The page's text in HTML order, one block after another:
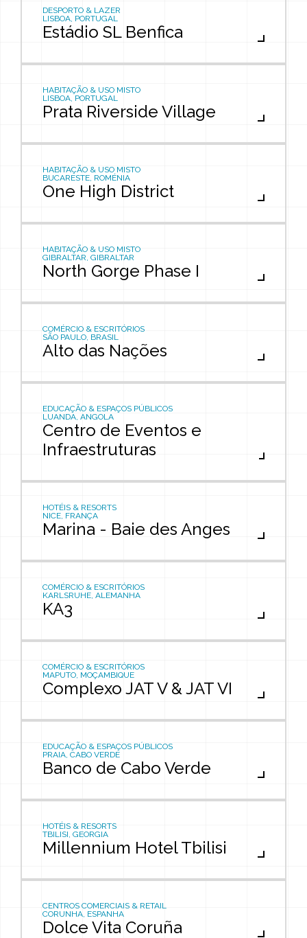
DESPORTO & LAZER
LISBOA, PORTUGAL
Estádio SL Benfica
HABITAÇÃO & USO MISTO
LISBOA, PORTUGAL
Prata Riverside Village
HABITAÇÃO & USO MISTO
BUCARESTE, ROMÉNIA
One High District
HABITAÇÃO & USO MISTO
GIBRALTAR, GIBRALTAR
North Gorge Phase I
COMÉRCIO & ESCRITÓRIOS
SÃO PAULO, BRASIL
Alto das Nações
EDUCAÇÃO & ESPAÇOS PÚBLICOS
LUANDA, ANGOLA
Centro de Eventos e
Infraestruturas
HOTÉIS & RESORTS
NICE, FRANÇA
Marina - Baie des Anges
COMÉRCIO & ESCRITÓRIOS
KARLSRUHE, ALEMANHA
KA3
COMÉRCIO & ESCRITÓRIOS
MAPUTO, MOÇAMBIQUE
Complexo JAT V & JAT VI
EDUCAÇÃO & ESPAÇOS PÚBLICOS
PRAIA, CABO VERDE
Banco de Cabo Verde
HOTÉIS & RESORTS
TBILISI, GEORGIA
Millennium Hotel Tbilisi
CENTROS COMERCIAIS & RETAIL
CORUNHA, ESPANHA
Dolce Vita Coruña